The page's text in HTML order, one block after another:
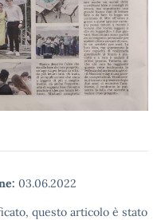
03.06.2022
questo articolo è stato